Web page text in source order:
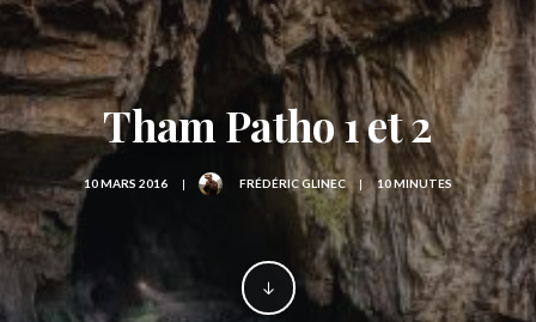
LE CLUB
EXPÉDITIONS
JOURNAL
PHOTOGRAPHIE
PUBLICATIONS
CONTACT
Tham Patho 1 et 2
10 MARS 2016 | FRÉDÉRIC GLINEC | 10 MINUTES